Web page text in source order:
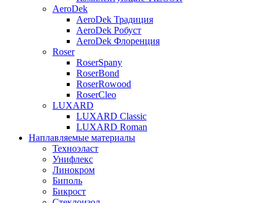
AeroDek
AeroDek Традиция
AeroDek Робуст
AeroDek Флоренция
Roser
RoserSpany
RoserBond
RoserRowood
RoserCleo
LUXARD
LUXARD Classic
LUXARD Roman
Наплавляемые материалы
Техноэласт
Унифлекс
Линокром
Биполь
Бикрост